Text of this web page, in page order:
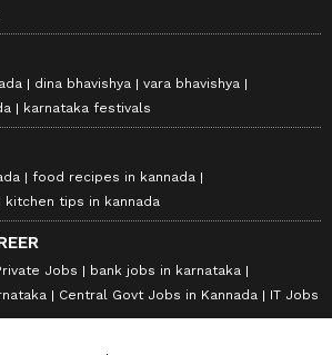
dina bhavishya
vara bhavishya
karnataka festivals
food recipes in kannada
kitchen tips in kannada
Jobs
bank jobs in karnataka
Central Govt Jobs in Kannada IT Jobs